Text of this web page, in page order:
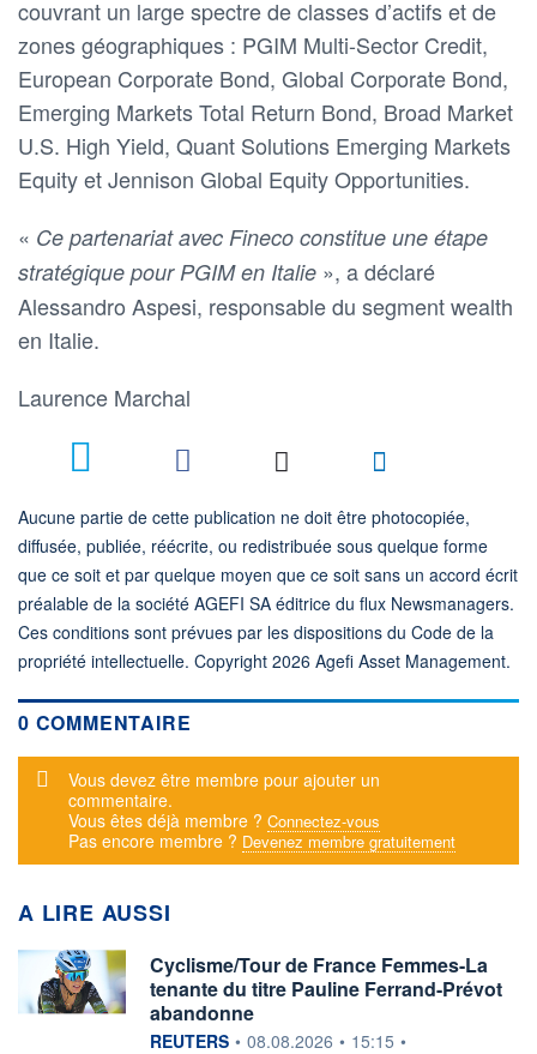
couvrant un large spectre de classes d’actifs et de
zones géographiques : PGIM Multi-Sector Credit,
European Corporate Bond, Global Corporate Bond,
Emerging Markets Total Return Bond, Broad Market
U.S. High Yield, Quant Solutions Emerging Markets
Equity et Jennison Global Equity Opportunities.
« Ce partenariat avec Fineco constitue une étape
stratégique pour PGIM en Italie », a déclaré
Alessandro Aspesi, responsable du segment wealth
en Italie.
Laurence Marchal
Aucune partie de cette publication ne doit être photocopiée,
diffusée, publiée, réécrite, ou redistribuée sous quelque forme
que ce soit et par quelque moyen que ce soit sans un accord écrit
préalable de la société AGEFI SA éditrice du flux Newsmanagers.
Ces conditions sont prévues par les dispositions du Code de la
propriété intellectuelle. Copyright 2026 Agefi Asset Management.
0 COMMENTAIRE
Message d'alerte
Vous devez être membre pour ajouter un
commentaire.
Vous êtes déjà membre ? Connectez-vous
Pas encore membre ? Devenez membre gratuitement
A LIRE AUSSI
Cyclisme/Tour de France Femmes-La
tenante du titre Pauline Ferrand-Prévot
abandonne
information fournie par
REUTERS • 08.08.2026 • 15:15 •